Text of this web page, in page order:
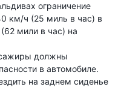
ограничение
км/ч (25 миль в час) в
мили в час) на
должны
в автомобиле.
на заднем сиденье